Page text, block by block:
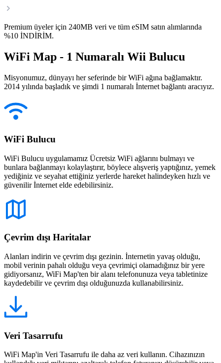
Premium üyeler için 240MB veri ve tüm eSIM satın alımlarında
%10 İNDİRİM.
WiFi Map - 1 Numaralı Wii Bulucu
Misyonumuz, dünyayı her seferinde bir WiFi ağına bağlamaktır.
2014 yılında başladık ve şimdi 1 numaralı İnternet bağlantı aracıyız.
WiFi Bulucu
WiFi Bulucu uygulamamız Ücretsiz WiFi ağlarını bulmayı ve
bunlara bağlanmayı kolaylaştırır, böylece alışveriş yaptığınız, yemek
yediğiniz ve seyahat ettiğiniz yerlerde hareket halindeyken hızlı ve
güvenilir İnternet elde edebilirsiniz.
Çevrim dışı Haritalar
Alanları indirin ve çevrim dışı gezinin. İnternetin yavaş olduğu,
mobil verinin pahalı olduğu veya çevrimiçi olamadığınız bir yere
gidiyorsanız, WiFi Map'ten bir alanı telefonunuza veya tabletinize
kaydedebilir ve çevrim dışı olduğunuzda kullanabilirsiniz.
Veri Tasarrufu
WiFi Map'in Veri Tasarrufu ile daha az veri kullanın. Cihazınızın